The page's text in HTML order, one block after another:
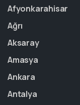
Afyonkarahisar
Ağrı
Aksaray
Amasya
Ankara
Antalya